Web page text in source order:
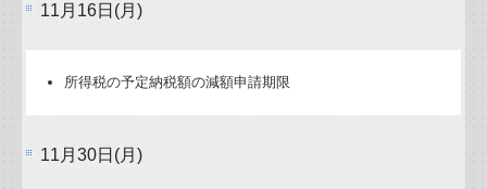
11月16日(月)
所得税の予定納税額の減額申請期限
11月30日(月)